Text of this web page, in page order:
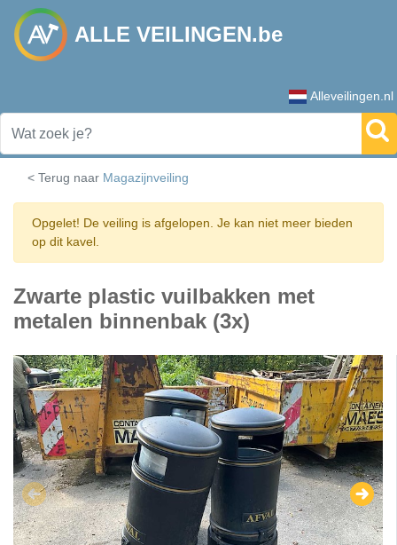
ALLE VEILINGEN.be
Alleveilingen.nl
< Terug naar Magazijnveiling
Opgelet! De veiling is afgelopen. Je kan niet meer bieden
op dit kavel.
Zwarte plastic vuilbakken met
metalen binnenbak (3x)